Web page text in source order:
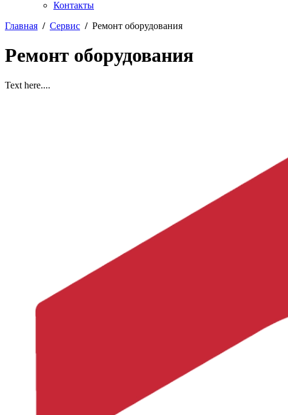
Контакты
Главная / Сервис / Ремонт оборудования
Ремонт оборудования
Text here....